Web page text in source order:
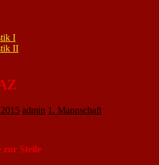
I
II
admin 1. Mannschaft
zur Stelle